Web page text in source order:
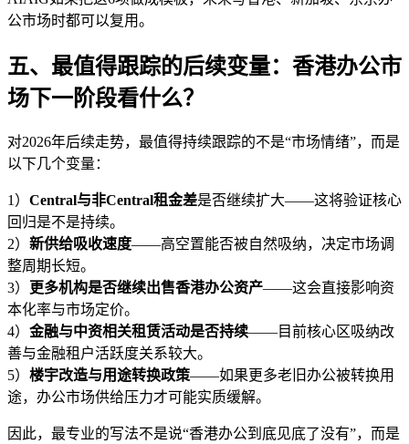
公市场时都可以复用。
五、最值得跟踪的后续变量：香港办公市
场下一阶段看什么？
对2026年后续走势，最值得持续跟踪的不是“市场情绪”，而是
以下几个变量：
1） Central与非Central租金差是否继续扩大——这将验证核心
回归是不是持续。
2） 新供给吸收速度——高空置能否被自然吸纳，决定市场调
整周期长短。
3）
更多机构是否继续出售香港办公资产——这会直接影响资
本化率与市场定价。
4） 金融与中资相关租赁活动是否持续——目前核心区吸纳改
善与金融租户活跃度关系较大。
5） 楼宇改造与用途转换政策——如果更多老旧办公被转换用
途，办公市场供给压力才可能实质缓解。
因此，最专业的写法不是说“香港办公到底见底了没有”，而是